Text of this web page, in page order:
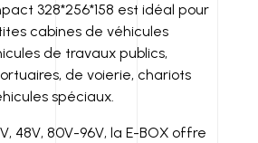
328*256*158 est idéal pour
cabines de véhicules
de travaux publics,
de voierie, chariots
spéciaux.
48V, 80V-96V, la E-BOX offre